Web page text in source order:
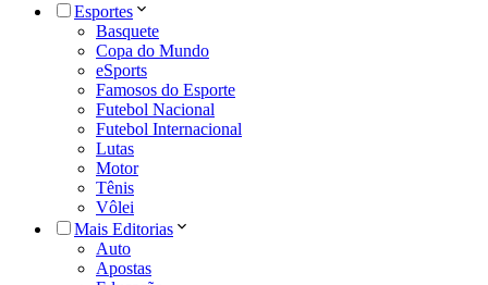
Esportes
Basquete
Copa do Mundo
eSports
Famosos do Esporte
Futebol Nacional
Futebol Internacional
Lutas
Motor
Tênis
Vôlei
Mais Editorias
Auto
Apostas